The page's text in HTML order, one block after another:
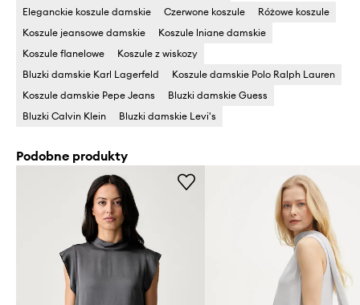
Eleganckie koszule damskie
Czerwone koszule
Różowe koszule
Koszule jeansowe damskie
Koszule lniane damskie
Koszule flanelowe
Koszule z wiskozy
Bluzki damskie Karl Lagerfeld
Koszule damskie Polo Ralph Lauren
Koszule damskie Pepe Jeans
Bluzki damskie Guess
Bluzki Calvin Klein
Bluzki damskie Levi's
Podobne produkty